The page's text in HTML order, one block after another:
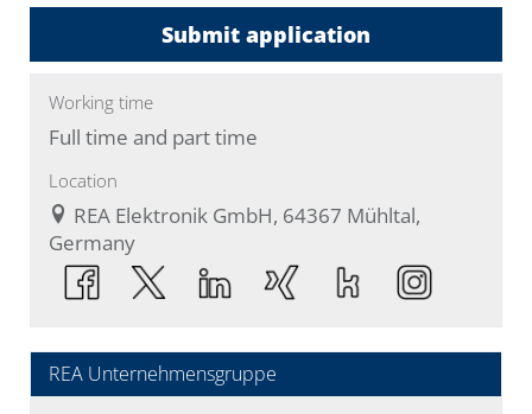
Submit application
Working time
Full time and part time
Location
REA Elektronik GmbH, 64367 Mühltal,
Germany
REA Unternehmensgruppe